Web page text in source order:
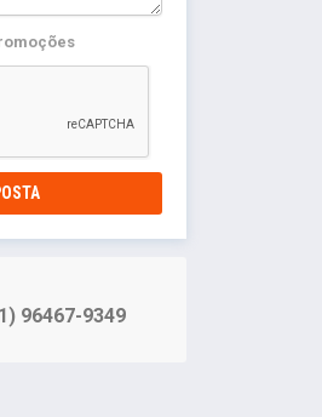
96467-9349